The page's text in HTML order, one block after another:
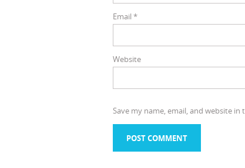
Email *
Website
Save my name, email, and website